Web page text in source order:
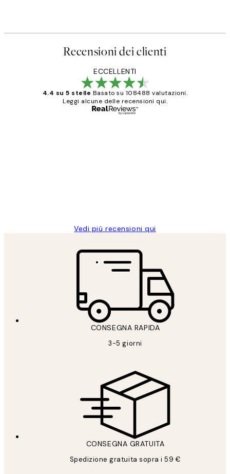
Recensioni dei clienti
ECCELLENTI
4.4 su 5 stelle Basato su 108488 valutazioni.
Leggi alcune delle recensioni qui.
Vedi più recensioni qui
CONSEGNA RAPIDA
3-5 giorni
CONSEGNA GRATUITA
Spedizione gratuita sopra i 59 €